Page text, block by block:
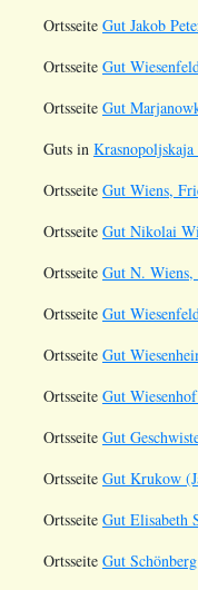
Ortsseite Gut Jakob
Ortsseite Gut
Ortsseite Gut
Guts in
Ortsseite Gut Wiens,
Ortsseite Gut Nikolai
Ortsseite Gut N.
Ortsseite Gut
Ortsseite Gut
Ortsseite Gut
Ortsseite Gut
Ortsseite Gut Krukow
Ortsseite Gut Elisabeth
Ortsseite Gut